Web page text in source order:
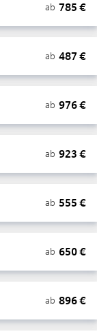
ab 785 €
ab 487 €
ab 976€
ab 923 €
ab 555 €
ab 650€
ab 896€